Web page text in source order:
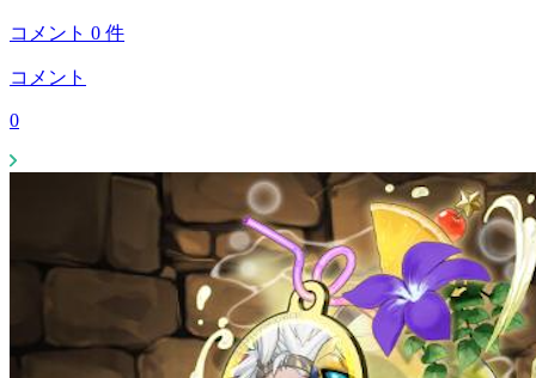
コメント 0 件
コメント
0